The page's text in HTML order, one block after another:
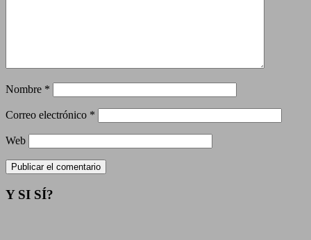
Nombre *
Correo electrónico *
Web
Y SI SÍ?